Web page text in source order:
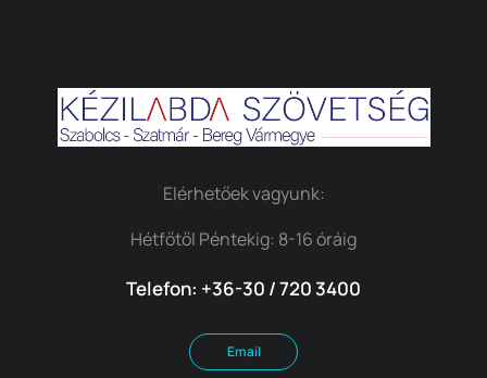
Elérhetőek vagyunk:
Hétfőtől Péntekig: 8-16 óráig
Telefon: +36-30 / 720 3400
Email